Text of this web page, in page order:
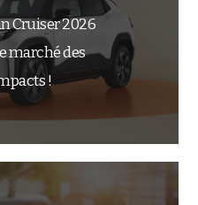
Cruiser 2026
marché des
!